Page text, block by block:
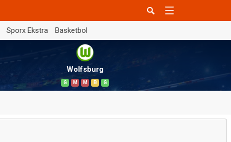
Sporx Ekstra Basketbol
Wolfsburg
G M M B G